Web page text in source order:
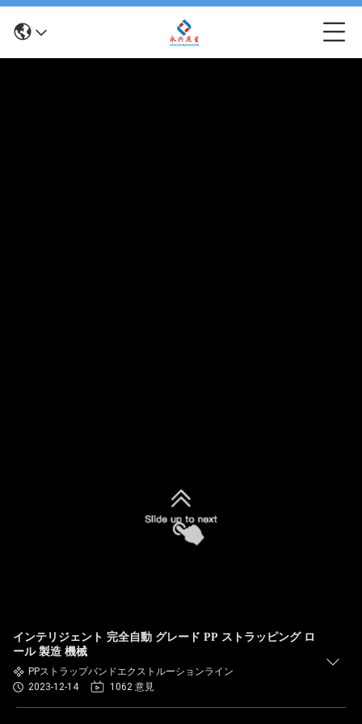
インテリジェント 完全自動 グレード PP ストラッピング ロ
ール 製造 機械
PPストラップバンドエクストルーションライン
2023-12-14
1062 意見